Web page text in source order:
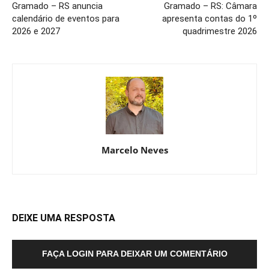
Gramado – RS anuncia
calendário de eventos para
2026 e 2027
Gramado – RS: Câmara
apresenta contas do 1º
quadrimestre 2026
Marcelo Neves
DEIXE UMA RESPOSTA
FAÇA LOGIN PARA DEIXAR UM COMENTÁRIO